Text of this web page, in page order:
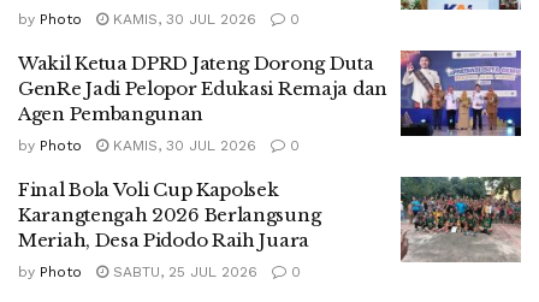
by Photo KAMIS, 30 JUL 2026 0
Wakil Ketua DPRD Jateng Dorong Duta
GenRe Jadi Pelopor Edukasi Remaja dan
Agen Pembangunan
by Photo KAMIS, 30 JUL 2026 0
Final Bola Voli Cup Kapolsek
Karangtengah 2026 Berlangsung
Meriah, Desa Pidodo Raih Juara
by Photo SABTU, 25 JUL 2026 0